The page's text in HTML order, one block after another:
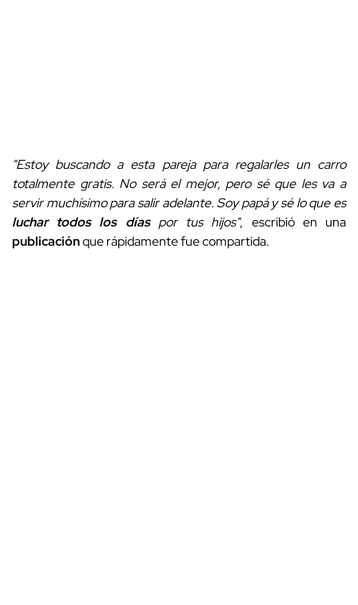
"Estoy buscando a esta pareja para regalarles un carro
totalmente gratis. No será el mejor, pero sé que les va a
servir muchísimo para salir adelante. Soy papá y sé lo que es
luchar todos los díaspor tus hijos", escribió en una
publicaciónque rápidamente fue compartida.